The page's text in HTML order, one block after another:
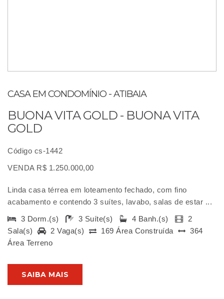
CASA EM CONDOMÍNIO - ATIBAIA
BUONA VITA GOLD - BUONA VITA
GOLD
Código cs-1442
VENDA R$ 1.250.000,00
Linda casa térrea em loteamento fechado, com fino
acabamento e contendo 3 suítes, lavabo, salas de estar ...
3 Dorm.(s)
3 Suíte(s) 4 Banh.(s)
2
Sala(s)
2 Vaga(s) 169 Área Construída
364
Área Terreno
SAIBA MAIS